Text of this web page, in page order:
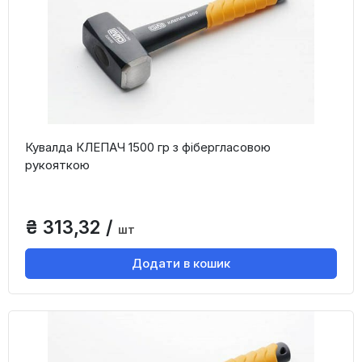
Кувалда КЛЕПАЧ 1500 гр з фібергласовою
рукояткою
₴ 313,32 / шт
Додати в кошик